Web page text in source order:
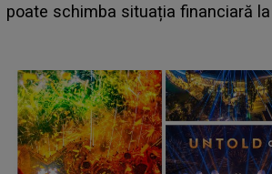
suedeză a ajuns deja în România